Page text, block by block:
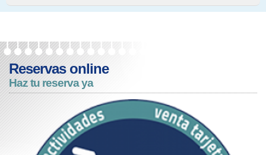
Reservas online
Haz tu reserva ya